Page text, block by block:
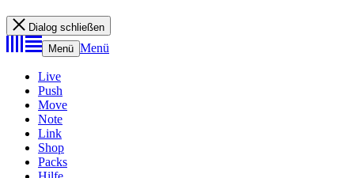
Dialog schließen
Menü Menü
Live
Push
Move
Note
Link
Shop
Packs